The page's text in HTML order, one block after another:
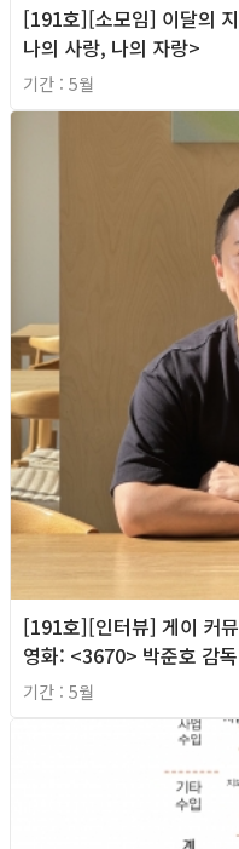
[191호][소모임] 이달의
나의 사랑, 나의 자랑>
기간 : 5월
[191호][인터뷰] 게이 커
영화: <3670> 박준호 감
기간 : 5월